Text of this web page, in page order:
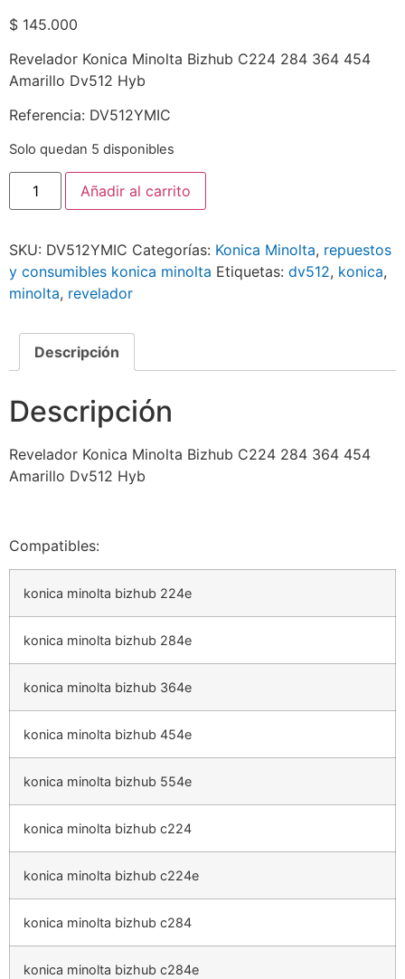
$ 145.000
Revelador Konica Minolta Bizhub C224 284 364 454
Amarillo Dv512 Hyb
Referencia: DV512YMIC
Solo quedan 5 disponibles
Añadir al carrito
SKU: DV512YMIC Categorías: Konica Minolta, repuestos
y consumibles konica minolta Etiquetas: dv512, konica,
minolta, revelador
Descripción
Descripción
Revelador Konica Minolta Bizhub C224 284 364 454
Amarillo Dv512 Hyb
Compatibles:
konica minolta bizhub 224e
konica minolta bizhub 284e
konica minolta bizhub 364e
konica minolta bizhub 454e
konica minolta bizhub 554e
konica minolta bizhub c224
konica minolta bizhub c224e
konica minolta bizhub c284
konica minolta bizhub c284e